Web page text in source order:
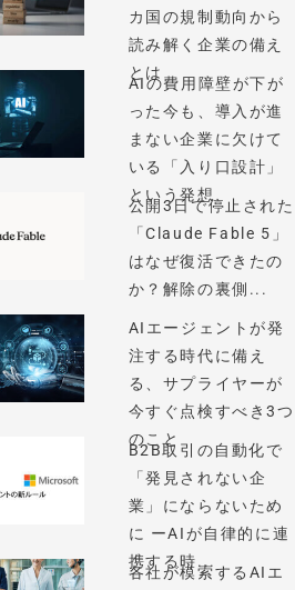
カ国の規制動向から
読み解く企業の備え
とは
AIの費用障壁が下が
った今も、導入が進
まない企業に欠けて
いる「入り口設計」
という発想
公開3日で停止された
「Claude Fable 5」
はなぜ復活できたの
か？解除の裏側...
AIエージェントが発
注する時代に備え
る、サプライヤーが
今すぐ点検すべき3つ
のこと
B2B取引の自動化で
「発見されない企
業」にならないため
に ーAIが自律的に連
携する時...
各社が模索するAIエ